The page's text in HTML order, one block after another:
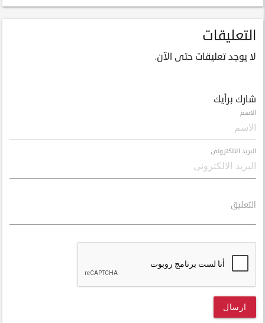
التعليقات
لا يوجد تعليقات حتى الآن.
شارك برأيك
الاسم
البريد الالكترونى
التعليق
ارسال